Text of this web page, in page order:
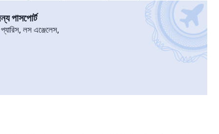
পাসপোর্ট
প্যারিস, লস এঞ্জেলেস,